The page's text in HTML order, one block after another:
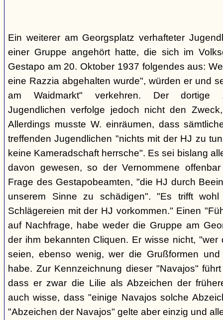
Ein weiterer am Georgsplatz verhafteter
einer Gruppe angehört hatte, die sich im
Gestapo am 20. Oktober 1937 folgendes aus:
eine Razzia abgehalten wurde", würden er und
am Waidmarkt" verkehren. Der dortige
Jugendlichen verfolge jedoch nicht den
Allerdings musste W. einräumen, dass
treffenden Jugendlichen "nichts mit der HJ zu
keine Kameradschaft herrsche". Es sei bislang
davon gewesen, so der Vernommene
Frage des Gestapobeamten, "die HJ durch
unserem Sinne zu schädigen". "Es trifft
Schlägereien mit der HJ vorkommen." Einen
auf Nachfrage, habe weder die Gruppe am
der ihm bekannten Cliquen. Er wisse nicht, "wer
seien, ebenso wenig, wer die Grußformen
habe. Zur Kennzeichnung dieser "Navajos"
dass er zwar die Lilie als Abzeichen der
auch wisse, dass "einige Navajos solche
"Abzeichen der Navajos" gelte aber einzig und